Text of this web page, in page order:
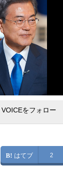
をフォロー
はてブ 2